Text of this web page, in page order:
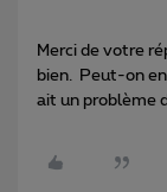
Merci de votre
bien. Peut-on en
ait un problème